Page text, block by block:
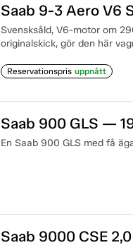
Saab 9-3 Aero V6
Svensksåld, V6-motor om
originalskick, gör den här
Reservationspris uppnått
Saab 900 GLS —
En Saab 900 GLS med få
Saab 9000 CSE